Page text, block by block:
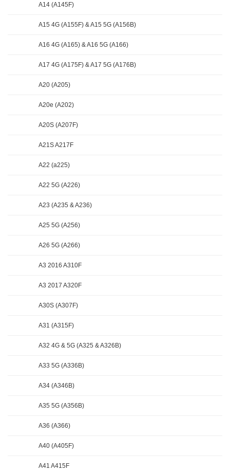
A14 (A145F)
A15 4G (A155F) & A15 5G (A156B)
A16 4G (A165) & A16 5G (A166)
A17 4G (A175F) & A17 5G (A176B)
A20 (A205)
A20e (A202)
A20S (A207F)
A21S A217F
A22 (a225)
A22 5G (A226)
A23 (A235 & A236)
A25 5G (A256)
A26 5G (A266)
A3 2016 A310F
A3 2017 A320F
A30S (A307F)
A31 (A315F)
A32 4G & 5G (A325 & A326B)
A33 5G (A336B)
A34 (A346B)
A35 5G (A356B)
A36 (A366)
A40 (A405F)
A41 A415F